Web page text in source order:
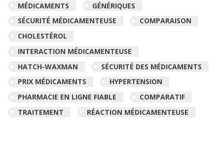
MÉDICAMENTS
GÉNÉRIQUES
SÉCURITÉ MÉDICAMENTEUSE
COMPARAISON
CHOLESTÉROL
INTERACTION MÉDICAMENTEUSE
HATCH-WAXMAN
SÉCURITÉ DES MÉDICAMENTS
PRIX MÉDICAMENTS
HYPERTENSION
PHARMACIE EN LIGNE FIABLE
COMPARATIF
TRAITEMENT
RÉACTION MÉDICAMENTEUSE